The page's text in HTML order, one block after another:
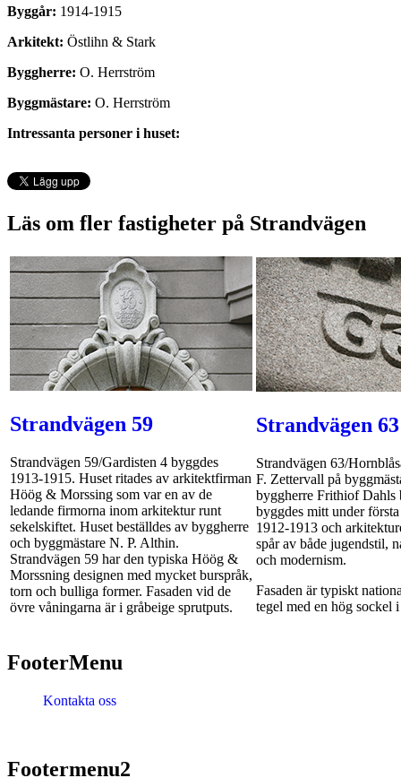
Byggår: 1914-1915
Arkitekt: Östlihn & Stark
Byggherre: O. Herrström
Byggmästare: O. Herrström
Intressanta personer i huset:
Läs om fler fastigheter på Strandvägen
Strandvägen 59
Strandvägen 59/Gardisten 4 byggdes
1913-1915. Huset ritades av arkitektfirman
Höög & Morssing som var en av de
ledande firmorna inom arkitektur runt
sekelskiftet. Huset beställdes av byggherre
och byggmästare N. P. Althin.
Strandvägen 59 har den typiska Höög &
Morssning designen med mycket burspråk,
torn och bulliga former. Fasaden vid de
övre våningarna är i gråbeige sprutputs.
Strandvägen 63
Strandvägen 63/
F. Zettervall på
byggherre Frithiof Dahls
byggdes mitt under
1912-1913 och
spår av både jugendstil,
och modernism.
Fasaden är typiskt
tegel med en hög sockel
FooterMenu
Kontakta oss
Footermenu2